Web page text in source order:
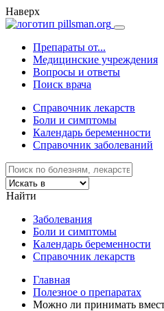
Наверх
Препараты от...
Медицинские учреждения
Вопросы и ответы
Поиск врача
Справочник лекарств
Боли и симптомы
Календарь беременности
Справочник заболеваний
Найти
Заболевания
Боли и симптомы
Календарь беременности
Справочник лекарств
Главная
Полезное о препаратах
Можно ли принимать